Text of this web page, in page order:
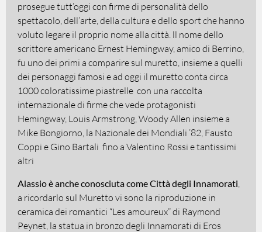
prosegue tutt’oggi con firme di personalità dello
spettacolo, dell’arte, della cultura e dello sport che hanno
voluto legare il proprio nome alla città. ll nome dello
scrittore americano Ernest Hemingway, amico di Berrino,
fu uno dei primi a comparire sul muretto, insieme a quelli
dei personaggi famosi e ad oggi il muretto conta circa
1000 coloratissime piastrelle con una raccolta
internazionale di firme che vede protagonisti
Hemingway, Louis Armstrong, Woody Allen insieme a
Mike Bongiorno, la Nazionale dei Mondiali ’82, Fausto
Coppi e Gino Bartali fino a Valentino Rossi e tantissimi
altri
Alassio è anche conosciuta come Città degli Innamorati
a ricordarlo sul Muretto vi sono la riproduzione in
ceramica dei romantici “Les amoureux” di Raymond
Peynet, la statua in bronzo degli Innamorati di Eros